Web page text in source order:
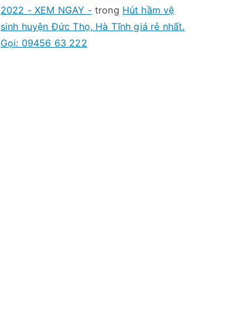
2022 - XEM NGAY -trong Hút hầm vệ
sinh huyện Đức Thọ, Hà Tĩnh giá rẻ nhất.
Gọi: 09456 63 222